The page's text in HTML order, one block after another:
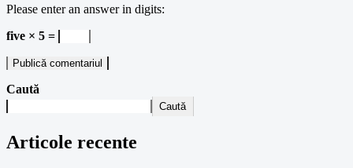
Please enter an answer in digits:
five × 5 =
Caută
Caută
Articole recente